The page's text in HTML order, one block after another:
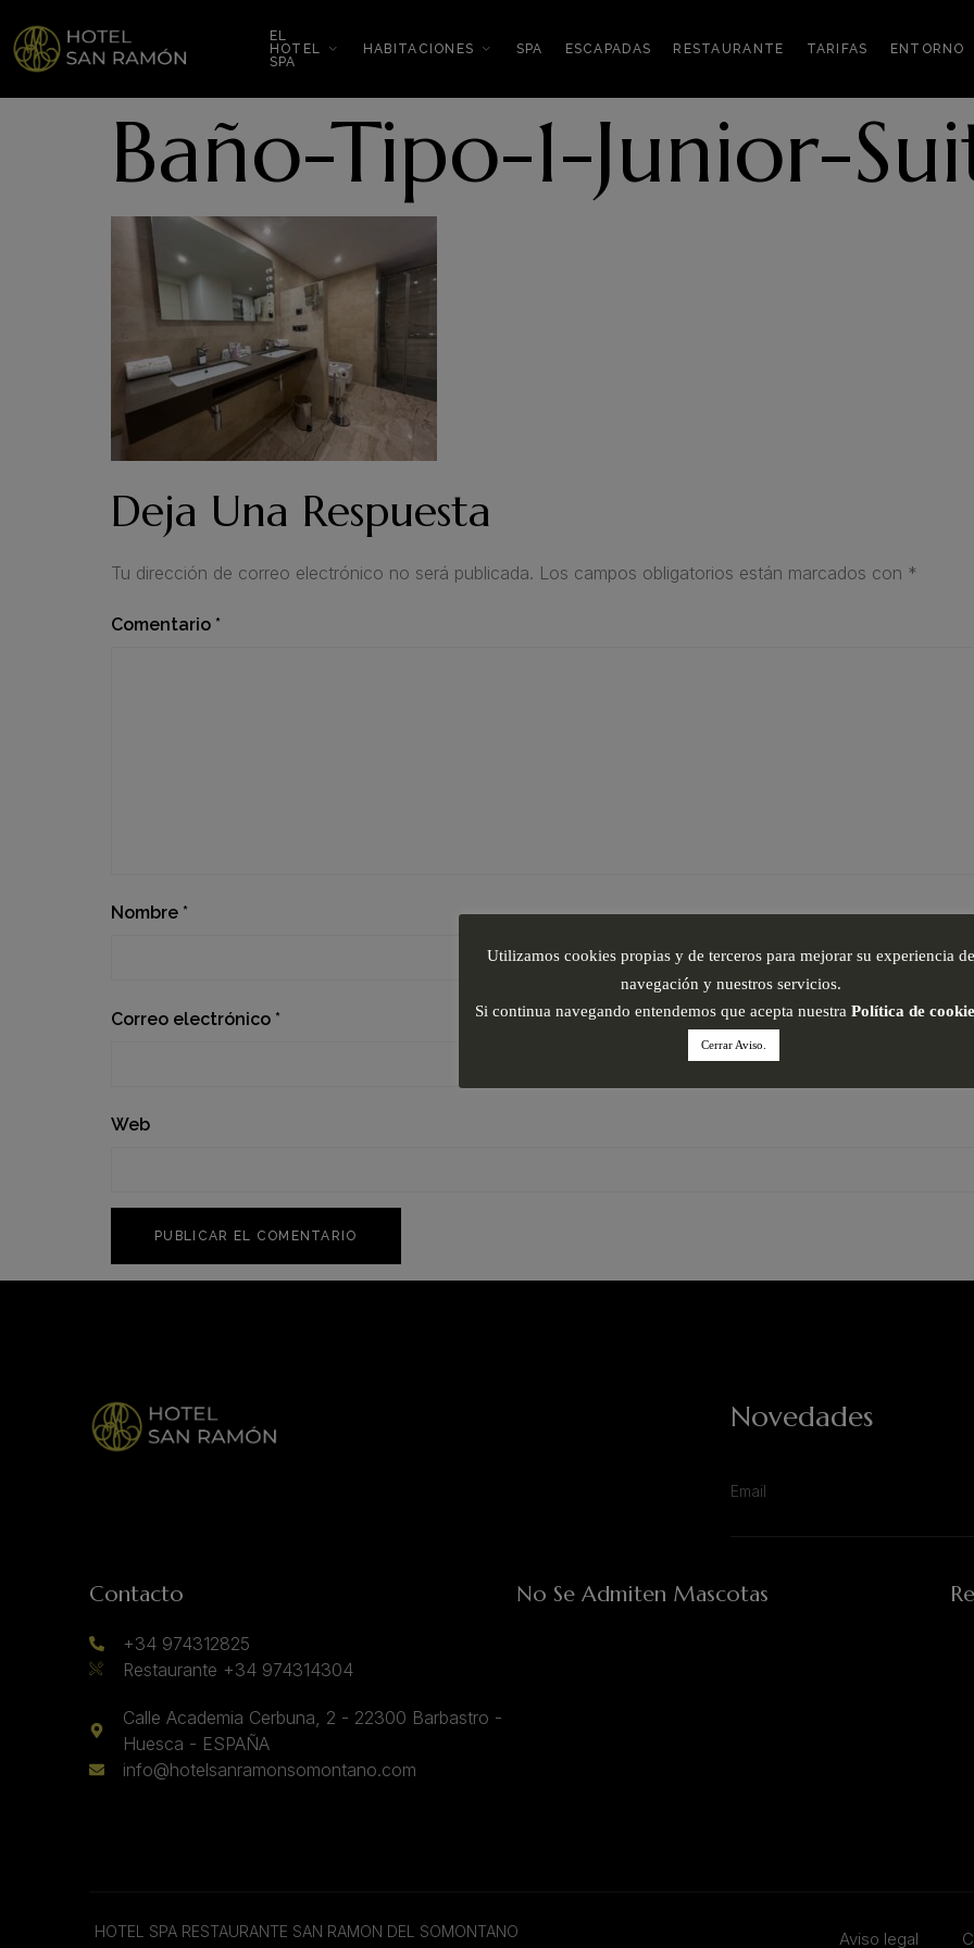
EL
HOTEL
SPA
HABITACIONES SPA ESCAPADAS RESTAURANTE TARIFAS ENTORNO
Baño-Tipo-1-Junior-
Deja Una Respuesta
Tu dirección de correo electrónico no será publicada. Los campos obligatorios están marcados con *
Comentario *
Nombre *
Correo electrónico *
Web
Novedades
Contacto
+34 974312825
Restaurante +34 974314304
Calle Academia Cerbuna, 2 - 22300 Barbastro -
Huesca - ESPAÑA
info@hotelsanramonsomontano.com
No Se Admiten Mascotas
HOTEL SPA RESTAURANTE SAN RAMON DEL SOMONTANO Aviso legal
Utilizamos cookies propias y de terceros para mejorar su experiencia de
navegación y nuestros servicios.
Si continua navegando entendemos que acepta nuestra Política de
Cerrar Aviso.